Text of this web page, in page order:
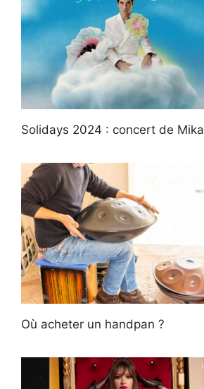
Solidays 2024 : concert de Mika
Où acheter un handpan ?